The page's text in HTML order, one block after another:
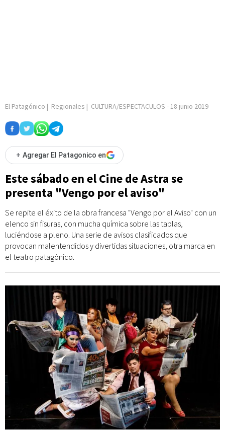
El Patagónico | Regionales | CULTURA/ESPECTACULOS - 18 junio 2019
+ Agregar El Patagonico en
Este sábado en el Cine de Astra se
presenta "Vengo por el aviso"
Se repite el éxito de la obra francesa "Vengo por el Aviso" con un
elenco sin fisuras, con mucha química sobre las tablas,
luciéndose a pleno. Una serie de avisos clasificados que
provocan malentendidos y divertidas situaciones, otra marca en
el teatro patagónico.